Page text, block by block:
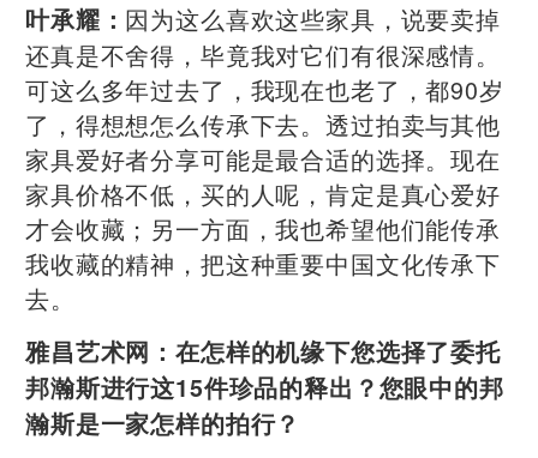
叶承耀： 因为这么喜欢这些家具，说要卖掉
还真是不舍得，毕竟我对它们有很深感情。
可这么多年过去了，我现在也老了，都90岁
了，得想想怎么传承下去。透过拍卖与其他
家具爱好者分享可能是最合适的选择。现在
家具价格不低，买的人呢，肯定是真心爱好
才会收藏；另一方面，我也希望他们能传承
我收藏的精神，把这种重要中国文化传承下
去。
雅昌艺术网：在怎样的机缘下您选择了委托
邦瀚斯进行这15件珍品的释出？您眼中的邦
瀚斯是一家怎样的拍行？